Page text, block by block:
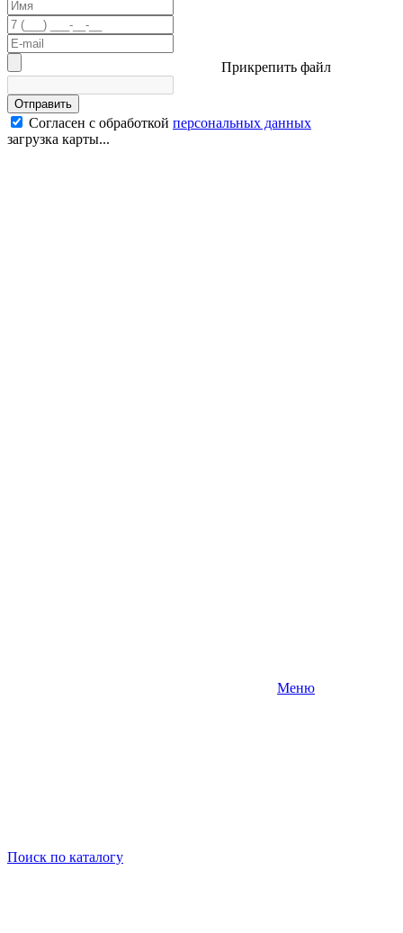
Прикрепить файл
Отправить
Согласен с обработкой персональных данных
загрузка карты...
Меню
Поиск по каталогу